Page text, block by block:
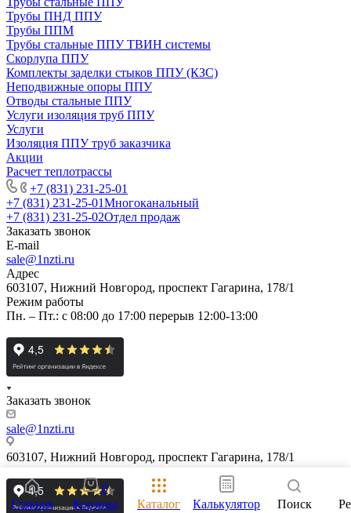
Трубы ПНД ППУ
Трубы ППМ
Трубы стальные ППУ ТВИН системы
Скорлупа ППУ
Комплекты заделки стыков ППУ (КЗС)
Неподвижные опоры ППУ
Отводы стальные ППУ
Услуги изоляция труб ППУ
Услуги
Изоляция ППУ труб заказчика
Акции
Расчет теплотрассы
+7 (831) 231-25-01
+7 (831) 231-25-01Многоканальный
+7 (831) 231-25-02Отдел продаж
Заказать звонок
E-mail
sale@1nzti.ru
Адрес
603107, Нижний Новгород, проспект Гагарина, 178/1
Режим работы
Пн. – Пт.: с 08:00 до 17:00 перерыв 12:00-13:00
Заказать звонок
sale@1nzti.ru
603107, Нижний Новгород, проспект Гагарина, 178/1
Главная
0
Корзина
Каталог Калькулятор Поиск